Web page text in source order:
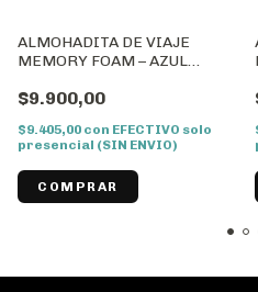
ALMOHADITA DE VIAJE
MEMORY FOAM – AZUL
WANDERLUST//Cod: 43468
$9.900,00
$9.405,00 con EFECTIVO solo
presencial (SIN ENVIO)